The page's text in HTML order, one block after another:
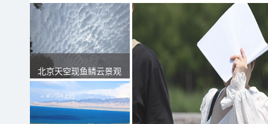
北京天空现鱼鳞云景观